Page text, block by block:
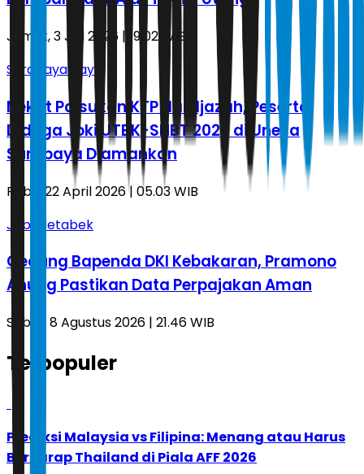
Jumat, 3 Juli 2026 | 19.02 WIB
Surabaya Raya
Nekat Palsukan KTP dan Ijazah, Peserta
Diduga Joki UTBK-SNBT 2026 di Unesa
Surabaya Diamankan
Rabu, 22 April 2026 | 05.03 WIB
Jabodetabek
Gedung Bapenda DKI Kebakaran, Pramono
Anung Pastikan Data Perpajakan Aman
Sabtu, 8 Agustus 2026 | 21.46 WIB
Terpopuler
Prediksi Malaysia vs Filipina: Menang atau Harus
Berharap Thailand di Piala AFF 2026